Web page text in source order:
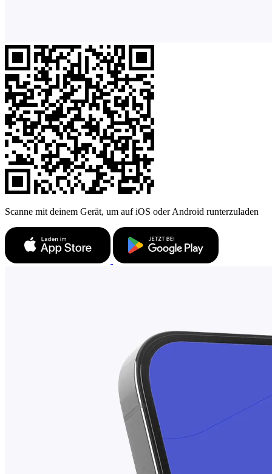
Scanne mit deinem Gerät, um auf iOS oder Android runterzuladen